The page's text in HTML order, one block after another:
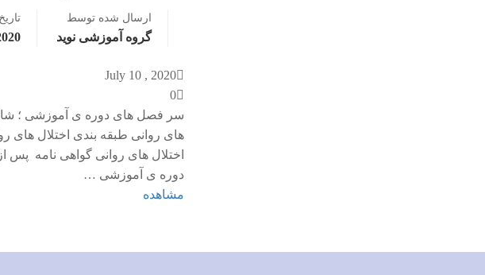
ارسال شده توسط
گروه آموزشی نوید
تاریخ
, July 10
2020 , July 10
0
سر فصل های دوره ی آموزشی ؛
های روانی طبقه بندی اختلال های
اختلال های روانی گواهی نامه
دوره ی آموزشی …
مشاهده